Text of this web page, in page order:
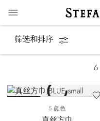
筛选和排序
6
5 颜色